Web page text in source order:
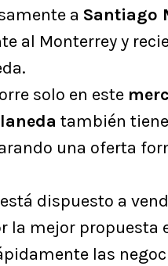
a Santiago
al Monterrey y
solo en este
también
una oferta
dispuesto a
la mejor propuesta
las